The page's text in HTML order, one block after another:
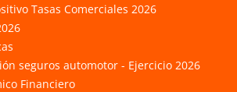
Tasas Comerciales 2026
seguros automotor - Ejercicio 2026
Financiero